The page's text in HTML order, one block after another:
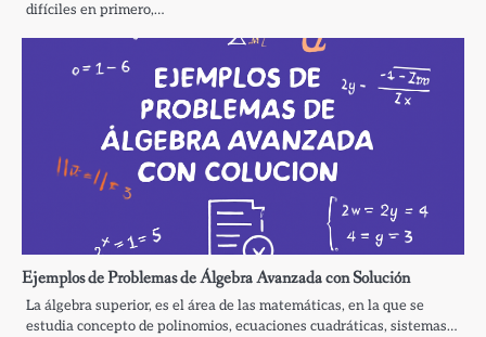
difíciles en primero,…
Ejemplos de Problemas de Álgebra Avanzada con Solución
La álgebra superior, es el área de las matemáticas, en la que se
estudia concepto de polinomios, ecuaciones cuadráticas, sistemas…